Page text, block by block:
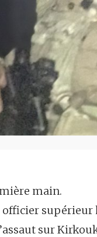
main.
officier supérieur
sur